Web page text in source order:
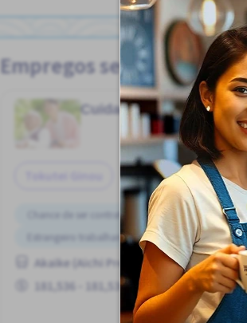
Empregos semelhantes
CuidadorJob inHospital
Chance de ser contratado para período Integral
Estrangeiro trabalhando
Potêncial para
Akaike (Aichi Prefecture) Sta. (Aichi)
181,536 - 181,536/month